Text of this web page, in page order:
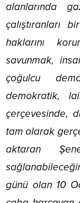
alanlarında
çalıştıranları
haklarını
savunmak,
çoğulcu
demokratik,
çerçevesinde,
tam olarak
aktaran
günü olan 10